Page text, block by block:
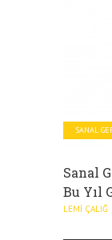
SANAL
Sanal
Bu Yıl
LEMI ÇALIĞ